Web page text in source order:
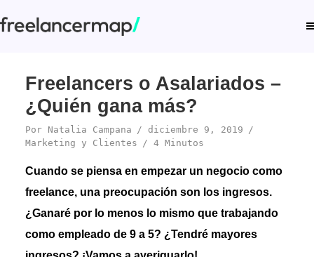
Freelancers o Asalariados –
¿Quién gana más?
Por Natalia Campana
diciembre 9, 2019
Marketing y Clientes
4 Minutos
Cuando se piensa en empezar un negocio como
freelance, una preocupación son los ingresos.
¿Ganaré por lo menos lo mismo que trabajando
como empleado de 9 a 5? ¿Tendré mayores